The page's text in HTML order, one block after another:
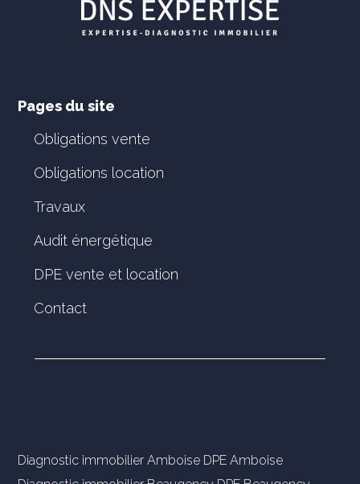
Pages du site
Obligations vente
Obligations location
Travaux
Audit énergétique
DPE vente et location
Contact
Diagnostic immobilier Amboise DPE Amboise